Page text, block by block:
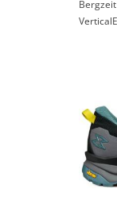
Bergzeit